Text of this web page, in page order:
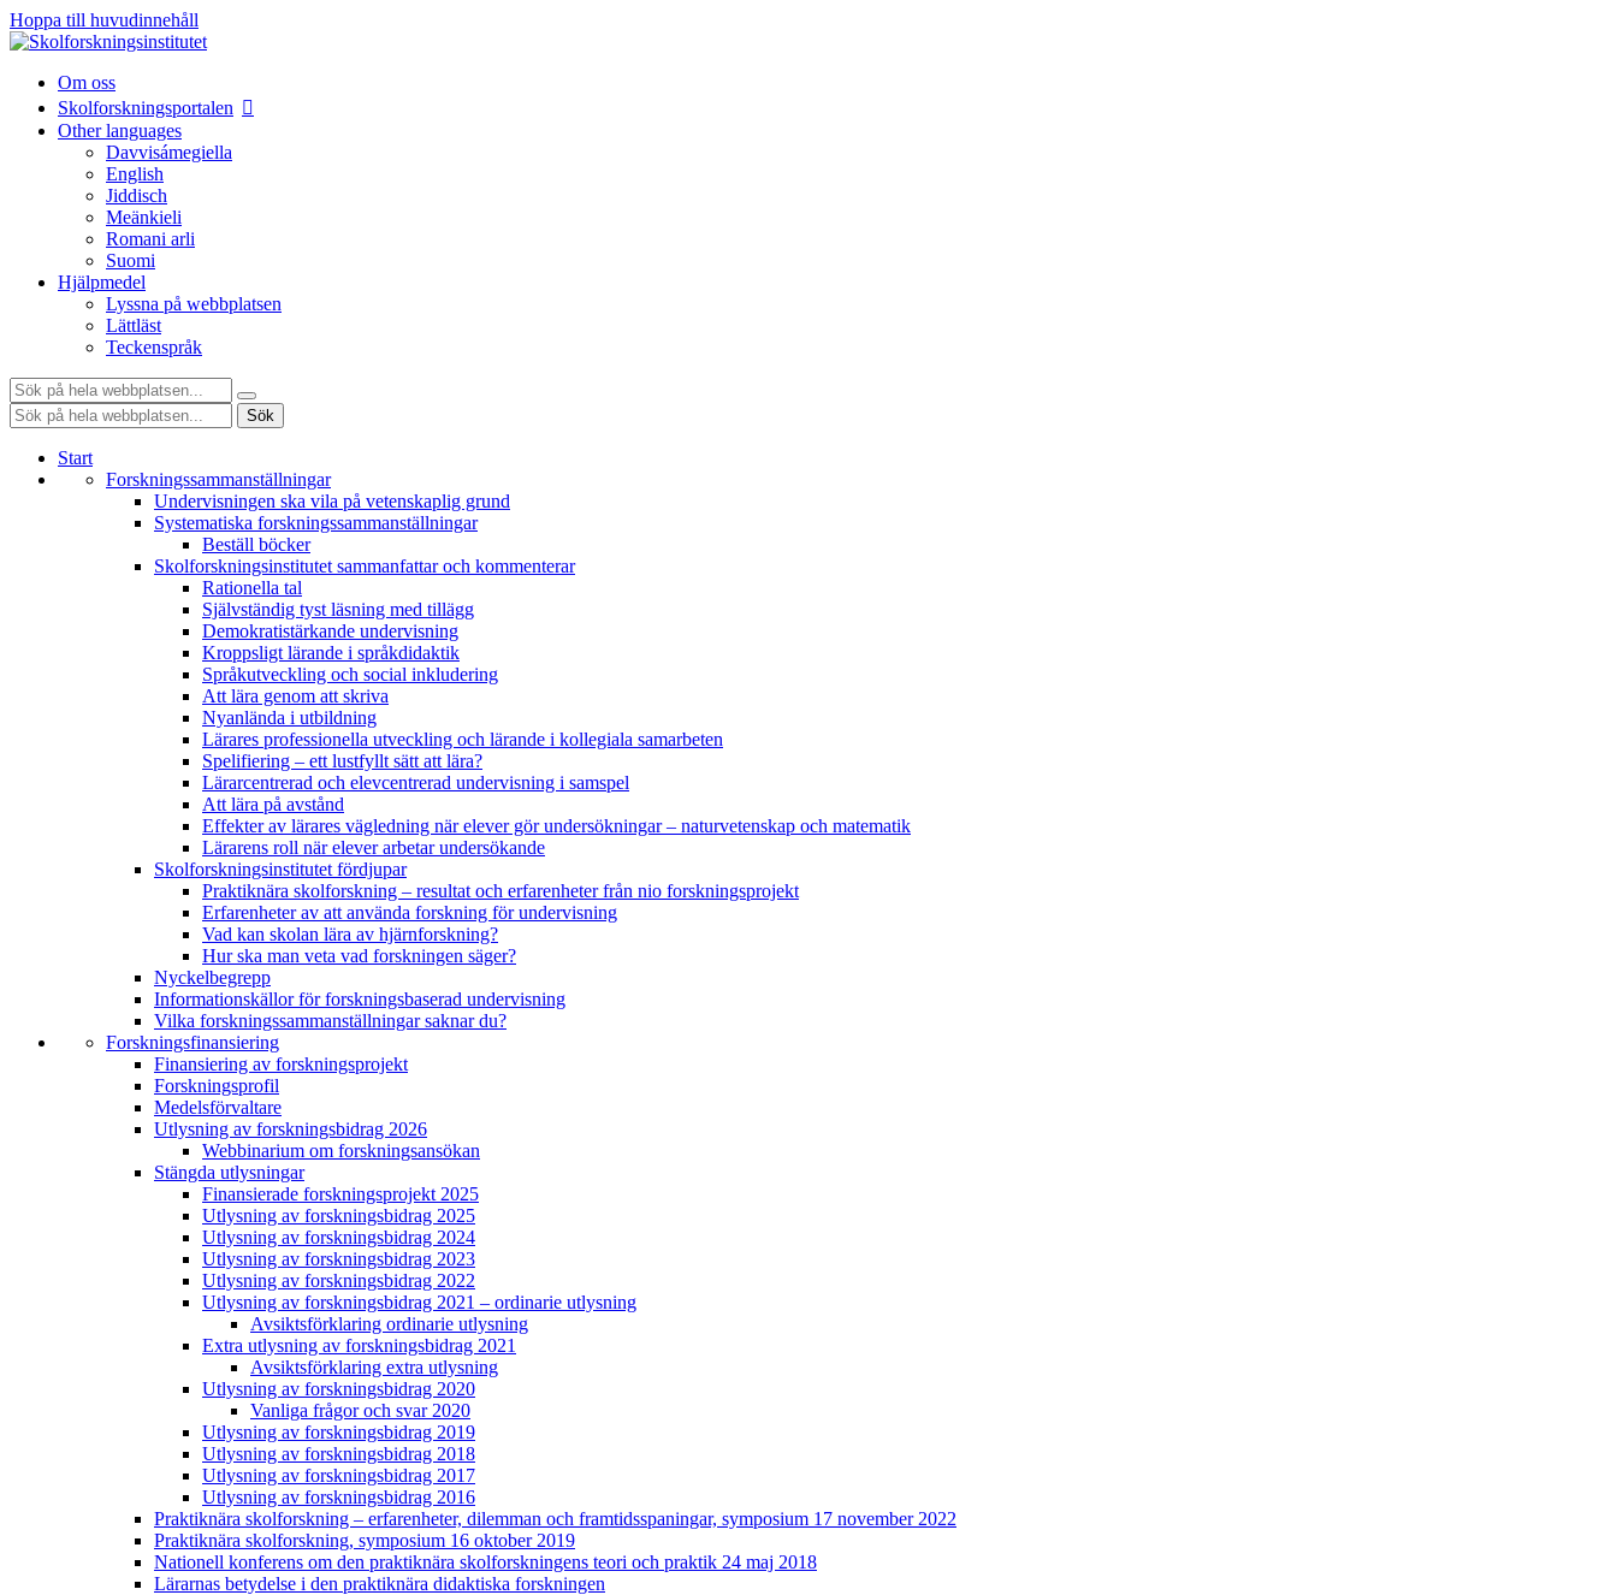
Hoppa till huvudinnehåll
Om oss
Skolforskningsportalen
Other languages
Davvisámegiella
English
Jiddisch
Meänkieli
Romani arli
Suomi
Hjälpmedel
Lyssna på webbplatsen
Lättläst
Teckenspråk
Sök:
Sök:
Sök
Start
Forskningssammanställningar
Undervisningen ska vila på vetenskaplig grund
Systematiska forskningssammanställningar
Beställ böcker
Skolforskningsinstitutet sammanfattar och kommenterar
Rationella tal
Självständig tyst läsning med tillägg
Demokratistärkande undervisning
Kroppsligt lärande i språkdidaktik
Språkutveckling och social inkludering
Att lära genom att skriva
Nyanlända i utbildning
Lärares professionella utveckling och lärande i kollegiala samarbeten
Spelifiering – ett lustfyllt sätt att lära?
Lärarcentrerad och elevcentrerad undervisning i samspel
Att lära på avstånd
Effekter av lärares vägledning när elever gör undersökningar – naturvetenskap och matematik
Lärarens roll när elever arbetar undersökande
Skolforskningsinstitutet fördjupar
Praktiknära skolforskning – resultat och erfarenheter från nio forskningsprojekt
Erfarenheter av att använda forskning för undervisning
Vad kan skolan lära av hjärnforskning?
Hur ska man veta vad forskningen säger?
Nyckelbegrepp
Informationskällor för forskningsbaserad undervisning
Vilka forskningssammanställningar saknar du?
Forskningsfinansiering
Finansiering av forskningsprojekt
Forskningsprofil
Medelsförvaltare
Utlysning av forskningsbidrag 2026
Webbinarium om forskningsansökan
Stängda utlysningar
Finansierade forskningsprojekt 2025
Utlysning av forskningsbidrag 2025
Utlysning av forskningsbidrag 2024
Utlysning av forskningsbidrag 2023
Utlysning av forskningsbidrag 2022
Utlysning av forskningsbidrag 2021 – ordinarie utlysning
Avsiktsförklaring ordinarie utlysning
Extra utlysning av forskningsbidrag 2021
Avsiktsförklaring extra utlysning
Utlysning av forskningsbidrag 2020
Vanliga frågor och svar 2020
Utlysning av forskningsbidrag 2019
Utlysning av forskningsbidrag 2018
Utlysning av forskningsbidrag 2017
Utlysning av forskningsbidrag 2016
Praktiknära skolforskning – erfarenheter, dilemman och framtidsspaningar, symposium 17 november 2022
Praktiknära skolforskning, symposium 16 oktober 2019
Nationell konferens om den praktiknära skolforskningens teori och praktik 24 maj 2018
Lärarnas betydelse i den praktiknära didaktiska forskningen